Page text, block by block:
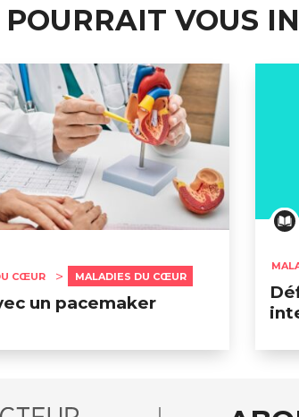
VOUS
CŒUR MALADIES DU CŒUR
un pacemaker